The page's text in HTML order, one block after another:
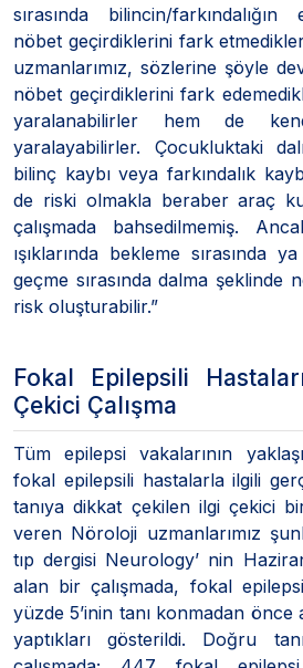
sırasında bilincin/
nöbet geçirdiklerini fark
uzmanlarımız, sözlerine şöyle
nöbet geçirdiklerini fark
yaralanabilirler hem de
yaralayabilirler. Çocukluktaki
bilinç kaybı veya farkındalık
de riski olmakla beraber araç
çalışmada bahsedilmemiş.
ışıklarında bekleme sırasında
geçme sırasında dalma şeklinde
risk oluşturabilir.”
Fokal Epilepsili
Çekici Çalışma
Tüm epilepsi vakalarının
fokal epilepsili hastalarla ilgili
tanıya dikkat çekilen ilgi çekici
veren Nöroloji uzmanlarımız
tıp dergisi Neurology’ nin
alan bir çalışmada, fokal
yüzde 5’inin tanı konmadan
yaptıkları gösterildi. Doğru